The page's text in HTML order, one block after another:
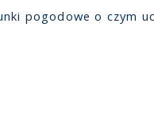
pogodowe o czym